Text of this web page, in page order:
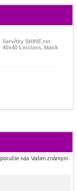
Servítky SHINE rot
40x40 Linclass, Mank
nás Vašim známym